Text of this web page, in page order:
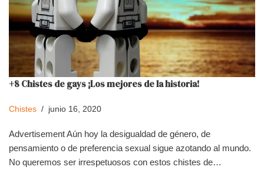
+8 Chistes de gays ¡Los mejores de la historia!
Chistes junio 16, 2020
Advertisement Aún hoy la desigualdad de género, de
pensamiento o de preferencia sexual sigue azotando al mundo.
No queremos ser irrespetuosos con estos chistes de…